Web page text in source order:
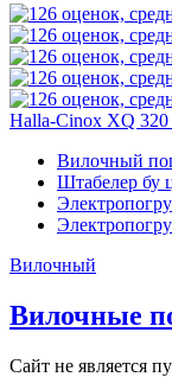
Halla-Cinox XQ 320
Вилочный
Штабелер бу
Вилочный
Вилочные
Сайт не является